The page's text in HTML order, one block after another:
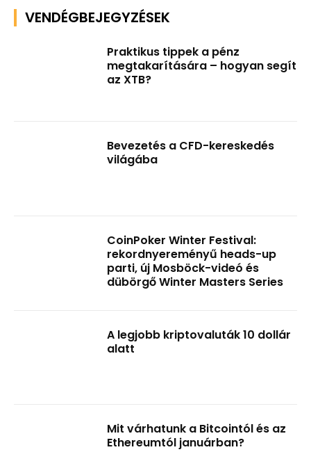
VENDÉGBEJEGYZÉSEK
Praktikus tippek a pénz
megtakarítására – hogyan segít
az XTB?
Bevezetés a CFD-kereskedés
világába
CoinPoker Winter Festival:
rekordnyereményű heads-up
parti, új Mosböck-videó és
dübörgő Winter Masters Series
A legjobb kriptovaluták 10 dollár
alatt
Mit várhatunk a Bitcointól és az
Ethereumtól januárban?